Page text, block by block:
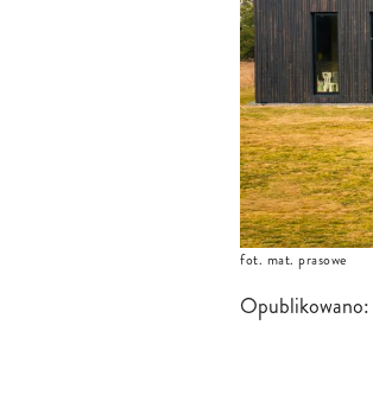
fot. mat. prasowe
Opublikowano: